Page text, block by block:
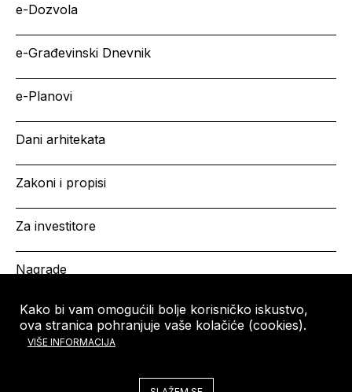
Kako bi vam omogućili bolje korisničko iskustvo,
ova stranica pohranjuje vaše kolačiće (cookies).
VIŠE INFORMACIJA
e-Dozvola
e-Građevinski Dnevnik
e-Planovi
Dani arhitekata
Zakoni i propisi
Za investitore
Nagrade
HRVATSKA KOMORA
ARHITEKATA
Copyright © HKA 2026